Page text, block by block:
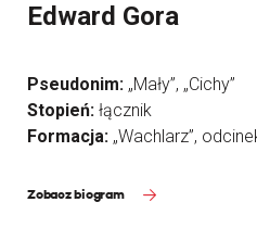
Edward Gora
Pseudonim: „Mały”, „Cichy”
Stopień: łącznik
Formacja: „Wachlarz”,
Zobacz biogram